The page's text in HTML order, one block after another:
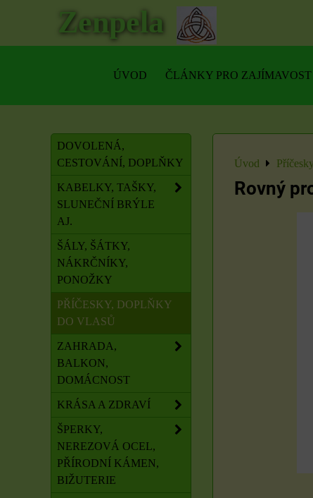
Zenpela
ÚVOD ČLÁNKY PRO ZAJÍMAVOST
Úvod
Rovný
DOVOLENÁ,
CESTOVÁNÍ, DOPLŇKY
KABELKY, TAŠKY,
SLUNEČNÍ BRÝLE
AJ.
ŠÁLY, ŠÁTKY,
NÁKRČNÍKY,
PONOŽKY
PŘÍČESKY, DOPLŇKY
DO VLASŮ
ZAHRADA,
BALKON,
DOMÁCNOST
KRÁSA A ZDRAVÍ
ŠPERKY,
NEREZOVÁ OCEL,
PŘÍRODNÍ KÁMEN,
BIŽUTERIE